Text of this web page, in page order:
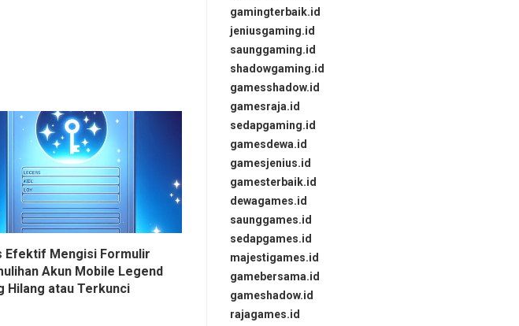
Efektif Mengisi Formulir
Akun Mobile Legend
Hilang atau Terkunci
gamingterbaik.id
jeniusgaming.id
saunggaming.id
shadowgaming.id
gamesshadow.id
gamesraja.id
sedapgaming.id
gamesdewa.id
gamesjenius.id
gamesterbaik.id
dewagames.id
saunggames.id
sedapgames.id
majestigames.id
gamebersama.id
gameshadow.id
rajagames.id